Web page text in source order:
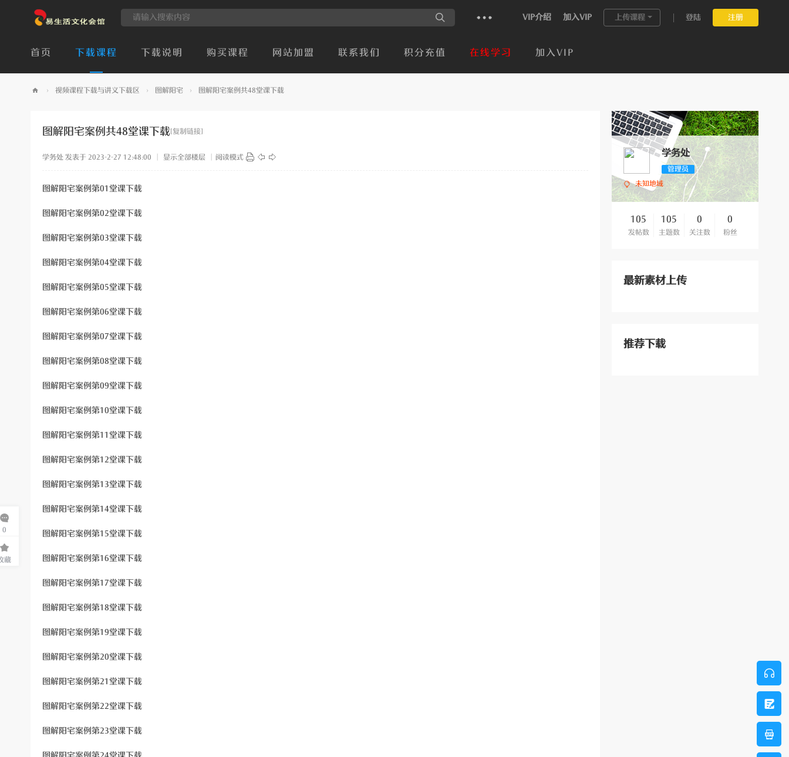
VIP介绍 加入VIP 上传课程 登陆 注册
首页 下载课程 下载说明 购买课程 网站加盟 联系我们 积分充值 在线学习 加入VIP
› 视频课程下载与讲义下载区 › 图解阳宅 › 图解阳宅案例共48堂课下载
0
藏
学务处
管理员
未知地域
105
发帖数
105
主题数
0
关注数
0
粉丝
最新素材上传
推荐下载
图解阳宅案例共48堂课下载[复制链接]
学务处 发表于 2023-2-27 12:48:00 显示全部楼层 阅读模式
图解阳宅案例第01堂课下载
图解阳宅案例第02堂课下载
图解阳宅案例第03堂课下载
图解阳宅案例第04堂课下载
图解阳宅案例第05堂课下载
图解阳宅案例第06堂课下载
图解阳宅案例第07堂课下载
图解阳宅案例第08堂课下载
图解阳宅案例第09堂课下载
图解阳宅案例第10堂课下载
图解阳宅案例第11堂课下载
图解阳宅案例第12堂课下载
图解阳宅案例第13堂课下载
图解阳宅案例第14堂课下载
图解阳宅案例第15堂课下载
图解阳宅案例第16堂课下载
图解阳宅案例第17堂课下载
图解阳宅案例第18堂课下载
图解阳宅案例第19堂课下载
图解阳宅案例第20堂课下载
图解阳宅案例第21堂课下载
图解阳宅案例第22堂课下载
图解阳宅案例第23堂课下载